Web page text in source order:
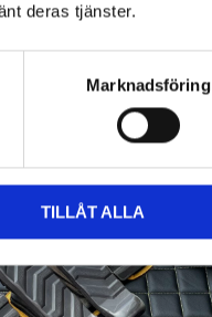
deras tjänster.
Marknadsföring
TILLÅT ALLA